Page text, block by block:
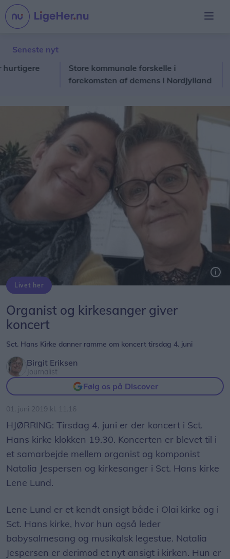
Seneste nyt
Store kommunale forskelle i
forekomsten af demens i Nordjylland
Livet her
Organist og kirkesanger giver
koncert
Sct. Hans Kirke danner ramme om koncert tirsdag 4. juni
Birgit Eriksen
Journalist
Følg os på Discover
01. juni 2019 kl. 11.16
HJØRRING: Tirsdag 4. juni er der koncert i Sct.
Hans kirke klokken 19.30. Koncerten er blevet til i
et samarbejde mellem organist og komponist
Natalia Jespersen og kirkesanger i Sct. Hans kirke
Lene Lund.
Lene Lund er et kendt ansigt både i Olai kirke og i
Sct. Hans kirke, hvor hun også leder
babysalmesang og musikalsk legestue. Natalia
Jespersen er derimod et nyt ansigt i kirken. Hun er